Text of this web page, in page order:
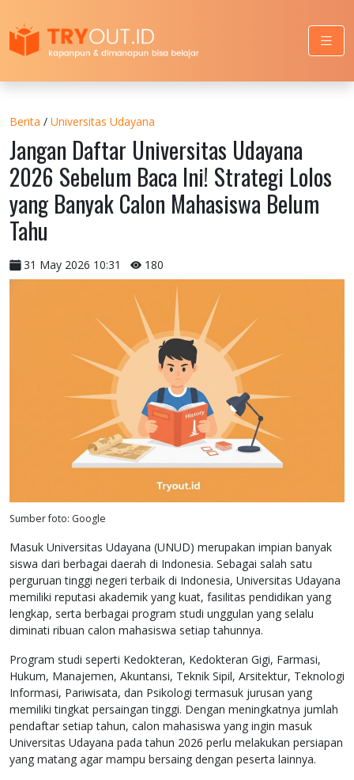
Berita / Universitas Udayana
Jangan Daftar Universitas Udayana
2026 Sebelum Baca Ini! Strategi Lolos
yang Banyak Calon Mahasiswa Belum
Tahu
31 May 2026 10:31 180
Sumber foto: Google
Masuk Universitas Udayana (UNUD) merupakan impian banyak
siswa dari berbagai daerah di Indonesia. Sebagai salah satu
perguruan tinggi negeri terbaik di Indonesia, Universitas Udayana
memiliki reputasi akademik yang kuat, fasilitas pendidikan yang
lengkap, serta berbagai program studi unggulan yang selalu
diminati ribuan calon mahasiswa setiap tahunnya.
Program studi seperti Kedokteran, Kedokteran Gigi, Farmasi,
Hukum, Manajemen, Akuntansi, Teknik Sipil, Arsitektur, Teknologi
Informasi, Pariwisata, dan Psikologi termasuk jurusan yang
memiliki tingkat persaingan tinggi. Dengan meningkatnya jumlah
pendaftar setiap tahun, calon mahasiswa yang ingin masuk
Universitas Udayana pada tahun 2026 perlu melakukan persiapan
yang matang agar mampu bersaing dengan peserta lainnya.